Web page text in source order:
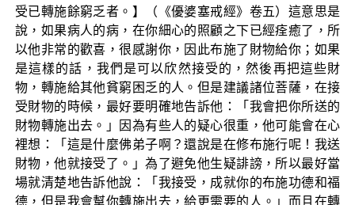
受已轉施餘窮乏者。】（《優婆塞戒經》卷五）這意思是
說，如果病人的病，在你細心的照顧之下已經痊癒了，所
以他非常的歡喜，很感謝你，因此布施了財物給你；如果
是這樣的話，我們是可以欣然接受的，然後再把這些財
物，轉施給其他貧窮困乏的人。但是建議諸位菩薩，在接
受財物的時候，最好要明確地告訴他：「我會把你所送的
財物轉施出去。」因為有些人的疑心很重，他可能會在心
裡想：「這是什麼佛弟子啊？還說是在修布施行呢！我送
財物，他就接受了。」為了避免他生疑誹謗，所以最好當
場就清楚地告訴他說：「我接受，成就你的布施功德和福
德，但是我會幫你轉施出去，給更需要的人。」而且在轉